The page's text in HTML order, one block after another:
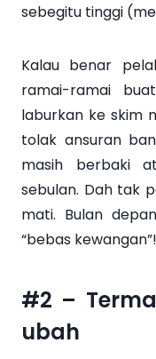
sebegitu tinggi
Kalau benar
ramai-ramai
laburkan ke skim
tolak ansuran
masih berbaki
sebulan. Dah tak
mati. Bulan
“bebas kewangan”!
#2 –
ubah